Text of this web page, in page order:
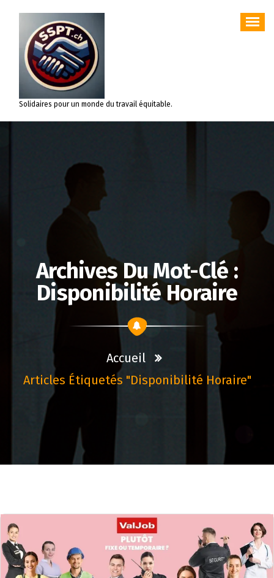
contenu
Solidaires pour un monde du travail équitable.
Archives Du Mot-Clé :
Disponibilité Horaire
Accueil
Articles Étiquetés "disponibilité Horaire"